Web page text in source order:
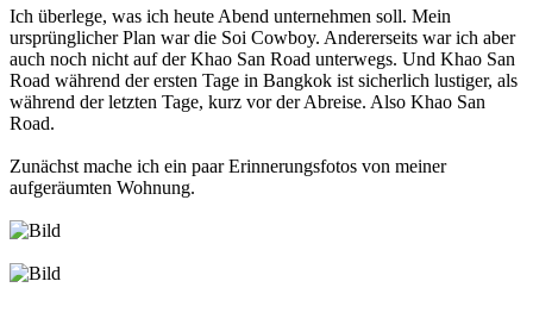
Ich überlege, was ich heute Abend unternehmen soll. Mein
ursprünglicher Plan war die Soi Cowboy. Andererseits war ich aber
auch noch nicht auf der Khao San Road unterwegs. Und Khao San
Road während der ersten Tage in Bangkok ist sicherlich lustiger, als
während der letzten Tage, kurz vor der Abreise. Also Khao San
Road.
Zunächst mache ich ein paar Erinnerungsfotos von meiner
aufgeräumten Wohnung.